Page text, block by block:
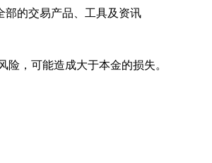
部的交易产品、工具及资讯
险，可能造成大于本金的损失。